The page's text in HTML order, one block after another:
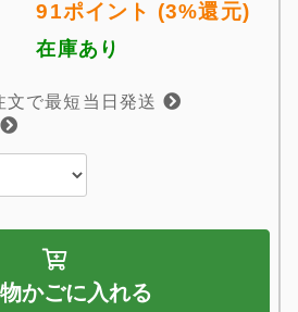
91ポイント (3%還元)
在庫あり
で最短当日発送
かごに入れる